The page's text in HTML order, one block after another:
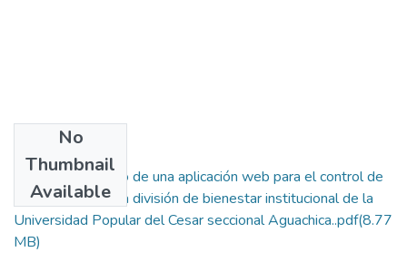
No
Thumbnail
Available
Tesis Desarrollo de una aplicación web para el control de
los procesos de la división de bienestar institucional de la
Universidad Popular del Cesar seccional Aguachica..pdf(8.77
MB)